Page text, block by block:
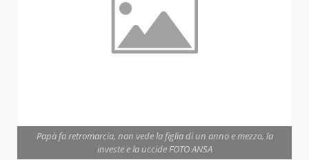
Papà fa retromarcia, non vede la figlia di un anno e mezzo, la
investe e la uccide FOTO ANSA